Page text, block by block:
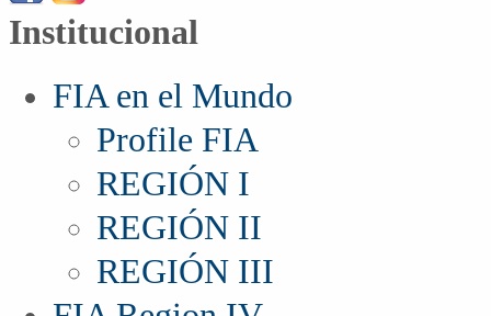
Institucional
FIA en el Mundo
Profile FIA
REGIÓN I
REGIÓN II
REGIÓN III